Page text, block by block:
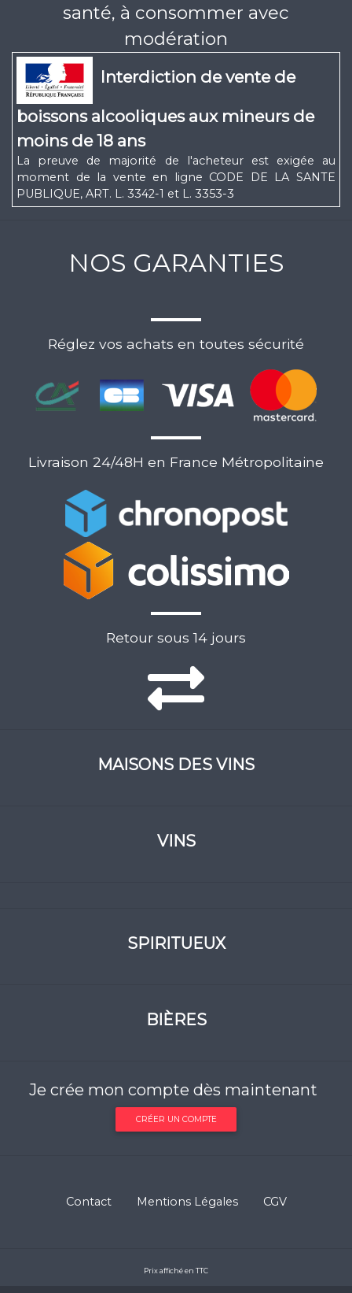
santé, à consommer avec
modération
Interdiction de vente de
boissons alcooliques aux mineurs de
moins de 18 ans
La preuve de majorité de l'acheteur est exigée au
moment de la vente en ligne CODE DE LA SANTE
PUBLIQUE, ART. L. 3342-1 et L. 3353-3
NOS GARANTIES
Réglez vos achats en toutes sécurité
Livraison 24/48H en France Métropolitaine
Retour sous 14 jours
MAISONS DES VINS
VINS
SPIRITUEUX
BIÈRES
Je crée mon compte dès maintenant
CRÉER UN COMPTE
Contact Mentions Légales CGV
Prix affiché en TTC